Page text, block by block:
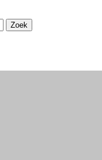
Zoek